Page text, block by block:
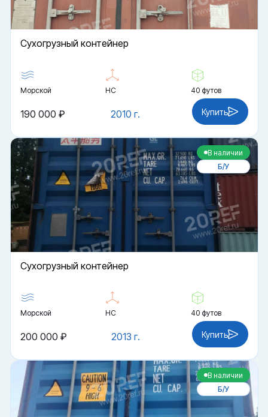
Cухогрузный контейнер
Морской HC 40 футов
2010 г.
190 000 ₽ Купить
В наличии
Б/У
Cухогрузный контейнер
Морской HC 40 футов
2013 г.
200 000 ₽ Купить
В наличии
Б/У